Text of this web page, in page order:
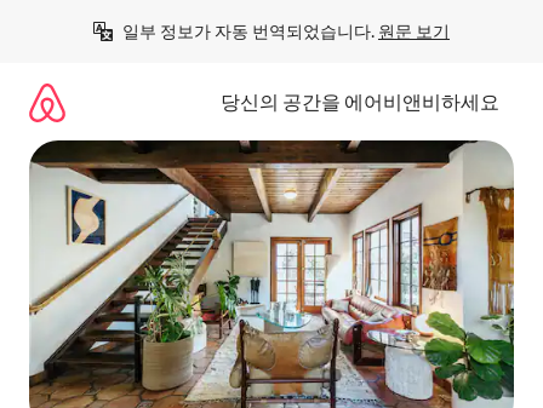
일부 정보가 자동 번역되었습니다. 원문 보기
당신의 공간을 에어비앤비하세요